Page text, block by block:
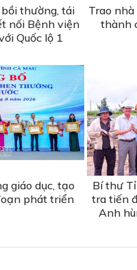
thường, tái
nối Bệnh viện
Quốc lộ 1
Trao
thành
giáo dục, tạo
phát triển
Bí thư
tra tiến
Anh